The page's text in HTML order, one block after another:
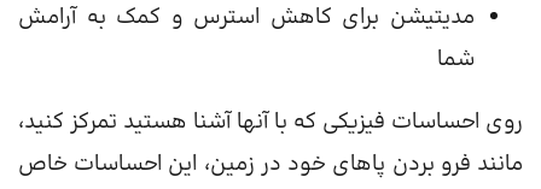
مدیتیشن برای کاهش استرس و کمک به آرامش
شما
روی احساسات فیزیکی که با آنها آشنا هستید تمرکز کنید،
مانند فرو بردن پاهای خود در زمین، این احساسات خاص